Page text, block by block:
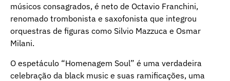
músicos consagrados, é neto de Octavio Franchini,
renomado trombonista e saxofonista que integrou
orquestras de figuras como Silvio Mazzuca e Osmar
Milani.
O espetáculo “Homenagem Soul” é uma verdadeira
celebração da black music e suas ramificações, uma